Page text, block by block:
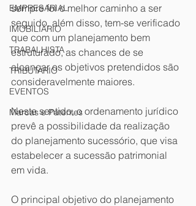
EMPRESARIAL
IMOBILIÁRIO
TRABALHISTA
TRIBUTÁRIO
EVENTOS
Marcas e Patentes
sempre foi o melhor caminho a ser
seguido, além disso, tem-se verificado
que com um planejamento bem
estruturado, as chances de se
alcançar os objetivos pretendidos são
consideravelmente maiores.
Neste sentido, o ordenamento jurídico
prevê a possibilidade da realização
do planejamento sucessório, que visa
estabelecer a sucessão patrimonial
em vida.
O principal objetivo do planejamento